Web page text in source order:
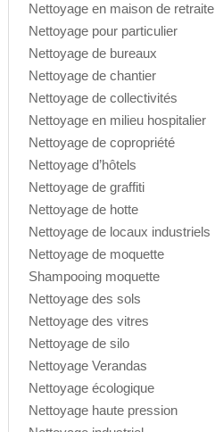
Nettoyage en maison de retraite
Nettoyage pour particulier
Nettoyage de bureaux
Nettoyage de chantier
Nettoyage de collectivités
Nettoyage en milieu hospitalier
Nettoyage de copropriété
Nettoyage d’hôtels
Nettoyage de graffiti
Nettoyage de hotte
Nettoyage de locaux industriels
Nettoyage de moquette
Shampooing moquette
Nettoyage des sols
Nettoyage des vitres
Nettoyage de silo
Nettoyage Verandas
Nettoyage écologique
Nettoyage haute pression